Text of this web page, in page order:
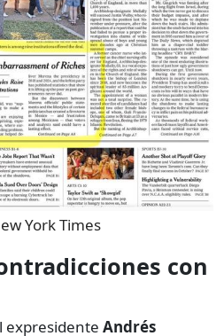
York Times
con
expresidente Andrés